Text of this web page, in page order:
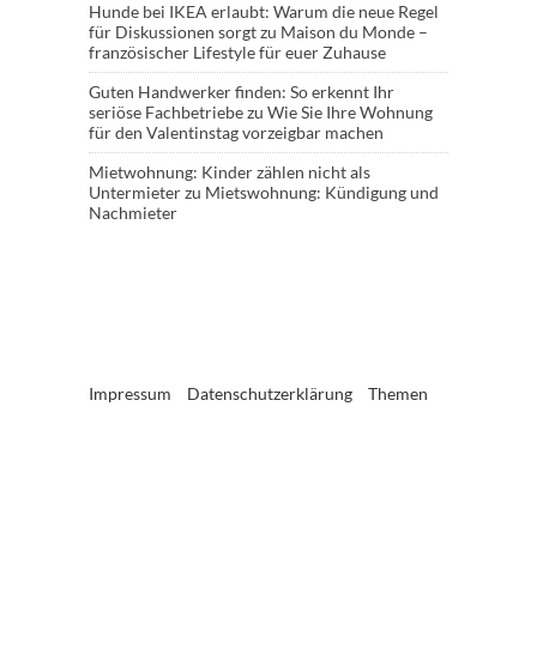
Hunde bei IKEA erlaubt: Warum die neue Regel
für Diskussionen sorgtzu Maison du Monde –
französischer Lifestyle für euer Zuhause
Guten Handwerker finden: So erkennt Ihr
seriöse Fachbetriebezu Wie Sie Ihre Wohnung
für den Valentinstag vorzeigbar machen
Mietwohnung: Kinder zählen nicht als
Untermieterzu Mietswohnung: Kündigung und
Nachmieter
Impressum Datenschutzerklärung Themen